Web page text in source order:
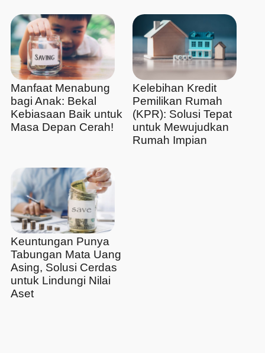
Manfaat Menabung
bagi Anak: Bekal
Kebiasaan Baik untuk
Masa Depan Cerah!
Kelebihan Kredit
Pemilikan Rumah
(KPR): Solusi Tepat
untuk Mewujudkan
Rumah Impian
Keuntungan Punya
Tabungan Mata Uang
Asing, Solusi Cerdas
untuk Lindungi Nilai
Aset